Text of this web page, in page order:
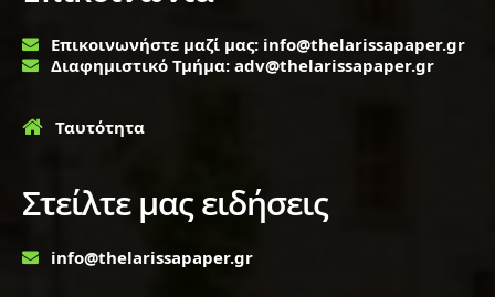
Επικοινωνήστε μαζί μας: info@thelarissapaper.gr
Διαφημιστικό Τμήμα: adv@thelarissapaper.gr
Ταυτότητα
Στείλτε μας ειδήσεις
info@thelarissapaper.gr